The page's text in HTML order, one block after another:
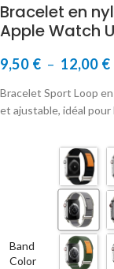
Bracelet en
Apple Watch
9,50 € – 12,00 €
Bracelet Sport Loop
et ajustable, idéal
Band
Color